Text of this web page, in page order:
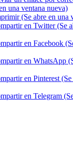
una ventana nueva)
(Se abre en una
en Twitter (Se
en Facebook
en WhatsApp
en Pinterest (Se
en Telegram